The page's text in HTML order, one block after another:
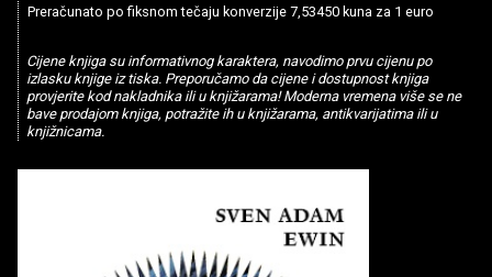
Preračunato po fiksnom tečaju konverzije 7,53450 kuna za 1 euro
Cijene knjiga su informativnog karaktera, navodimo prvu cijenu po
izlasku knjige iz tiska. Preporučamo da cijene i dostupnost knjiga
provjerite kod nakladnika ili u knjižarama! Moderna vremena više se ne
bave prodajom knjiga, potražite ih u knjižarama, antikvarijatima ili u
knjižnicama.